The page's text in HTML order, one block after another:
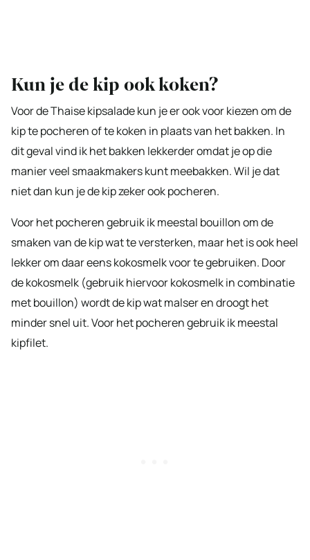
Kun je de kip ook koken?
Voor de Thaise kipsalade kun je er ook voor kiezen om de
kip te pocheren of te koken in plaats van het bakken. In
dit geval vind ik het bakken lekkerder omdat je op die
manier veel smaakmakers kunt meebakken. Wil je dat
niet dan kun je de kip zeker ook pocheren.
Voor het pocheren gebruik ik meestal bouillon om de
smaken van de kip wat te versterken, maar het is ook heel
lekker om daar eens kokosmelk voor te gebruiken. Door
de kokosmelk (gebruik hiervoor kokosmelk in combinatie
met bouillon) wordt de kip wat malser en droogt het
minder snel uit. Voor het pocheren gebruik ik meestal
kipfilet.